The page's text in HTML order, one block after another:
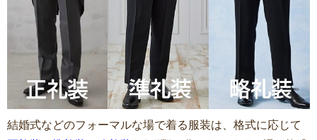
結婚式などのフォーマルな場で着る服装は、格式に応じて